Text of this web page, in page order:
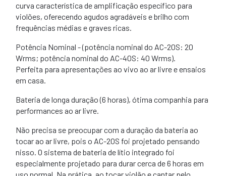
curva característica de amplificação específico para
violões, oferecendo agudos agradáveis ​​e brilho com
frequências médias e graves ricas.
Potência Nominal - (potência nominal do AC-20S: 20
Wrms; potência nominal do AC-40S: 40 Wrms).
Perfeita para apresentações ao vivo ao ar livre e ensaios
em casa.
Bateria de longa duração (6 horas), ótima companhia para
performances ao ar livre.
Não precisa se preocupar com a duração da bateria ao
tocar ao ar livre, pois o AC-20S foi projetado pensando
nisso. O sistema de bateria de lítio integrado foi
especialmente projetado para durar cerca de 6 horas em